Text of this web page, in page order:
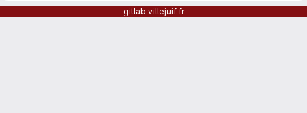
gitlab.villejuif.fr